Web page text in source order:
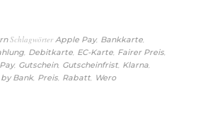
Schlagwörter Apple Pay, Bankkarte
Debitkarte EC-Karte Fairer Preis
, Gutschein, Gutscheinfrist Klarna
by Bank, Preis Rabatt Wero